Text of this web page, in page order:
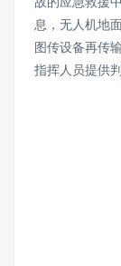
息，无人机地
图传设备再传
指挥人员提供